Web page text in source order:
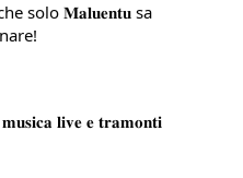
solo 𝐌𝐚𝐥𝐮𝐞𝐧𝐭𝐮 sa
𝐥𝐢𝐯𝐞 𝐞 𝐭𝐫𝐚𝐦𝐨𝐧𝐭𝐢